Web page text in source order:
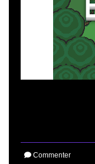
Commenter